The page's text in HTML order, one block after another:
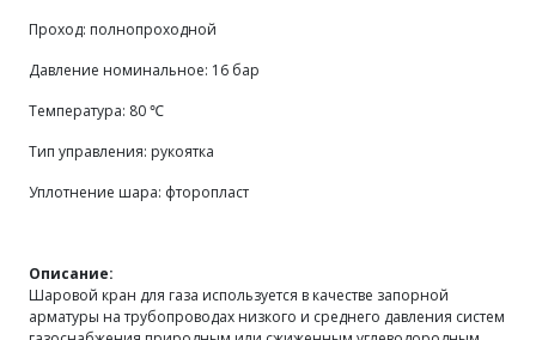
Проход: полнопроходной
Давление номинальное: 16 бар
Температура: 80 ℃
Тип управления: рукоятка
Уплотнение шара: фторопласт
Описание:
Шаровой кран для газа используется в качестве запорной
арматуры на трубопроводах низкого и среднего давления систем